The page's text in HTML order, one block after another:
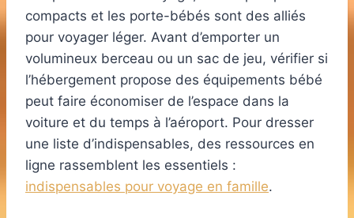
compacts et les porte-bébés sont des alliés
pour voyager léger. Avant d’emporter un
volumineux berceau ou un sac de jeu, vérifier si
l’hébergement propose des équipements bébé
peut faire économiser de l’espace dans la
voiture et du temps à l’aéroport. Pour dresser
une liste d’indispensables, des ressources en
ligne rassemblent les essentiels :
indispensables pour voyage en famille.